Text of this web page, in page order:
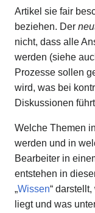
Artikel sie fair
beziehen. Der
nicht, dass alle
werden (siehe
Prozesse sollen
wird, was bei
Diskussionen
Welche Themen
werden und in
Bearbeiter in
entstehen in
„Wissen“
liegt und was